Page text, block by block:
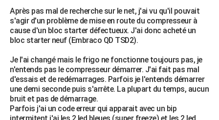
Alimentation
Guide de la santé
Maladies
Médicaments
Sommeil
VOYAGE
Destinations
City break
Voyage nature
Voyage de noces
Forum
Climat
+PHOTO
GUIDES D'ACHAT
BONS PLANS
CARTE DE VOEUX
Carte de Noël
Carte Bonne année
Carte Saint-Valentin
Carte Pâques
Carte d'anniversaire
DICTIONNAIRE
Après pas mal de recherche sur le net, j'ai vu qu'il pouvait
s'agir d'un problème de mise en route du compresseur à
cause d'un bloc starter défectueux. J'ai donc acheté un
bloc starter neuf (Embraco QD TSD2).
Je l'ai changé mais le frigo ne fonctionne toujours pas, je
n'entends pas le compresseur démarrer. J'ai fait pas mal
d'essais et de redémarrages. Parfois je l'entends démarrer
une demi seconde puis s'arrête. La plupart du temps, aucun
bruit et pas de démarrage.
Parfois j'ai un code erreur qui apparait avec un bip